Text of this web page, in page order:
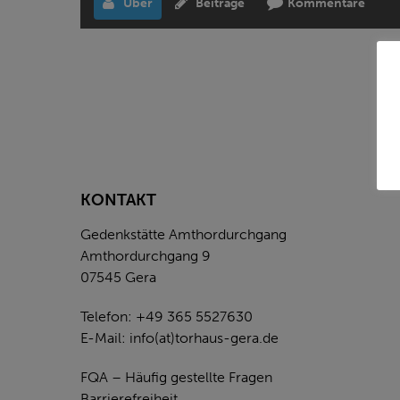
Über Beiträge Kommentare
KONTAKT
Gedenkstätte Amthordurchgang
Amthordurchgang 9
07545 Gera
Telefon: +49 365 5527630
E-Mail: info(at)torhaus-gera.de
FQA – Häufig gestellte Fragen